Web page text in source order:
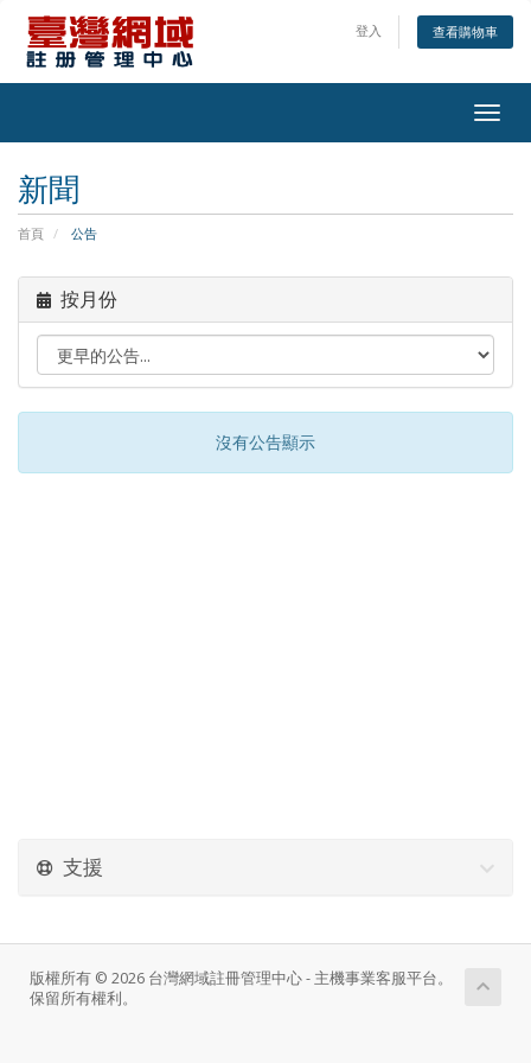
登入 查看購物車
新聞
首頁 公告
按月份
沒有公告顯示
支援
版權所有 © 2026 台灣網域註冊管理中心 - 主機事業客服平台。
保留所有權利。